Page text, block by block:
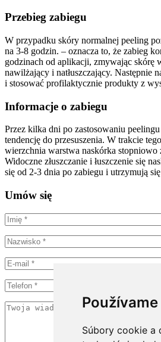
Súbory cookie a
Przebieg zabiegu
W przypadku skóry normalnej peeling
na 3-8 godzin. – oznacza to, że zabieg
godzinach od aplikacji, zmywając skórę
nawilżający i natłuszczający. Następnie
i stosować profilaktycznie produkty z
Informacje o zabiegu
Przez kilka dni po zastosowaniu
tendencję do przesuszenia. W trakcie
wierzchnia warstwa naskórka stopniowo
Widoczne złuszczanie i łuszczenie się
się od 2-3 dnia po zabiegu i utrzymują
Umów się